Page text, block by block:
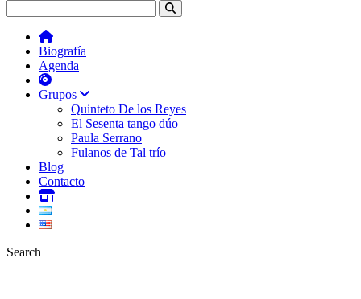
Biografía
Agenda
Grupos
Quinteto De los Reyes
El Sesenta tango dúo
Paula Serrano
Fulanos de Tal trío
Blog
Contacto
Search